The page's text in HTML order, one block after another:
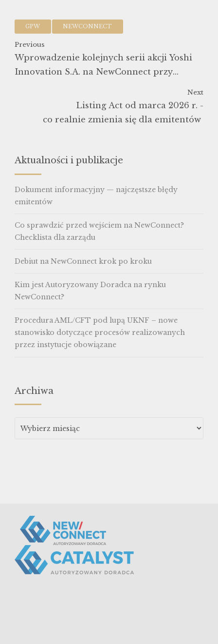
GPW NEWCONNECT
Previous
Wprowadzenie kolejnych serii akcji Yoshi
Innovation S.A. na NewConnect przy
Next
Listing Act od marca 2026 r. -
co realnie zmienia się dla emitentów
Aktualności i publikacje
Dokument informacyjny — najczęstsze błędy
emitentów
Co sprawdzić przed wejściem na NewConnect?
Checklista dla zarządu
Debiut na NewConnect krok po kroku
Kim jest Autoryzowany Doradca na rynku
NewConnect?
Procedura AML/CFT pod lupą UKNF – nowe
stanowisko dotyczące procesów realizowanych
przez instytucje obowiązane
Archiwa